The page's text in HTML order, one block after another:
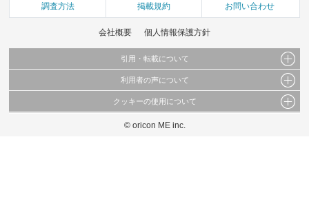
調査方法 掲載規約 お問い合わせ
会社概要 個人情報保護方針
引用・転載について
当サイトで公開されている情報（文字、写真、イラスト、画像データ等）及びこれらの配
これらの情報を権利者の許可なく無断転載・複製などの二次利用を行うことは固く禁じて
利用者の声について
当サイトに掲載している内容はすべてサービスの利用者が提出された見解・感想です。
弊社の見解・ 意見ではないことをご理解いただいた上でご覧ください。
クッキーの使用について
このサイトでは Cookie を使用して、ユーザーに合わせたコンテンツや広告の表示、ソー
© oricon ME inc.